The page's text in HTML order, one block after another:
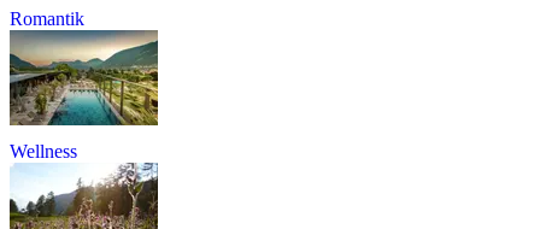
Romantik
Wellness